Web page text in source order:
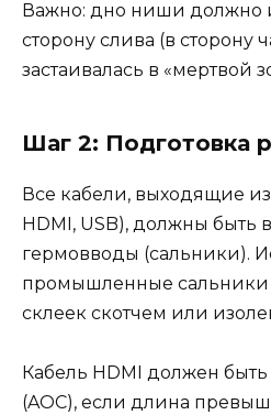
Важно: дно ниши должно
сторону слива (в сторону
застаивалась в «мертвой
Шаг 2: Подготовка
Все кабели, выходящие
HDMI, USB), должны быть
гермовводы (сальники).
промышленные сальники
склеек скотчем или
Кабель HDMI должен
(AOC), если длина